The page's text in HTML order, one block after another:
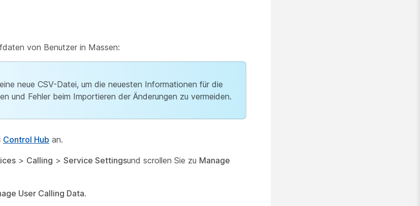
von Benutzer in Massen:
neue CSV-Datei, um die neuesten Informationen für die
und Fehler beim Importieren der Änderungen zu vermeiden.
Control Hub an.
> Calling > Service Settingsund scrollen Sie zu Manage
User Calling Data.